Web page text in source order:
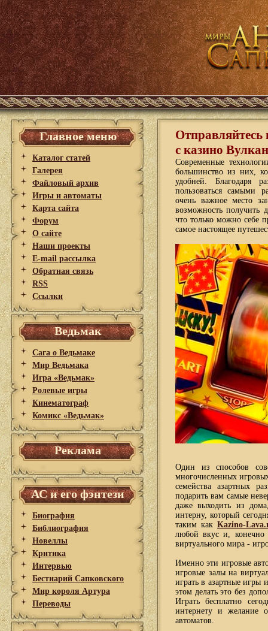
Главное меню
Каталог статей
Галерея
Файловый архив
Игры и автоматы
Карта сайта
Форум
О сайте
Наши проекты
E-mail рассылка
Обратная связь
RSS
Ссылки
Ведьмак
Сага о Ведьмаке
Мир Ведьмака
Игра «Ведьмак»
Ролевые игры
Кинематограф
Комикс «Ведьмак»
Реклама
АС и его фэнтези
Биография
Библиография
Новеллы
Критика
Интервью
Бестиарий Сапковского
Мир короля Артура
Переводы
Отправляйтесь
с казино Вулкан
Современные
большинство из них,
удобней. Благодаря
пользоваться самыми
очень важное место
возможность получить
что только можно себе
самое настоящее
Один из способов
многочисленных
семейства азартных
подарить вам самые
даже выходить из
интерну, который
таким какKazino-
любой вкус и, конечно
виртуального мира -
Именно эти игровые
игровые залы на
играть в азартные игры
этом делать это без
Играть бесплатно
интернету и желание
автоматов.